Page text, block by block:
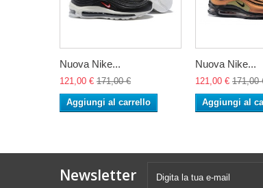
Nuova Nike...
121,00 € 171,00 €
Aggiungi al carrello
Nuova Nike...
121,00 € 171,00
Aggiungi al
Newsletter